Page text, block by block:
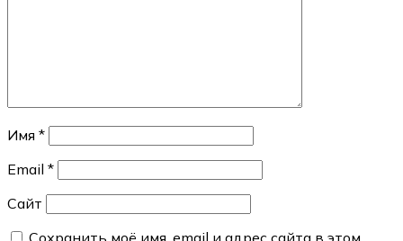
Имя *
Email *
Сайт
Сохранить моё имя, email и адрес сайта в этом